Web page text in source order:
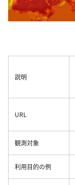
説明
URL
観測対象
利用目的の例